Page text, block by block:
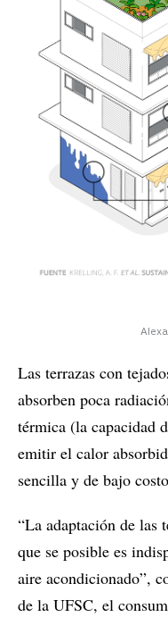
Las terrazas con
absorben poca
térmica (la capacidad
emitir el calor
sencilla y de bajo
“La adaptación de las
que se posible es
aire acondicionado”,
de la UFSC, el